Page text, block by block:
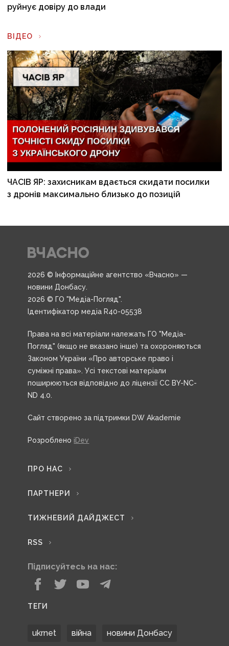
руйнує довіру до влади
ВІДЕО
ЧАСІВ ЯР: захисникам вдається скидати посилки
з дронів максимально близько до позицій
2026 © Інформаційне агентство «Вчасно» —
новини Донбасу.
2026 © ГО "Медіа-Погляд".
Ідентифікатор медіа R40-05538
Права на всі матеріали належать ГО "Медіа-
Погляд" (якщо не вказано інше) та охороняються
Законом України «Про авторське право і
суміжні права». Усі текстові матеріали
поширюються відповідно до ліцензії CC BY-NC-
ND 4.0.
Сайт створено за підтримки DW Akademie
Розроблено iDev
ПРО НАС
ПАРТНЕРИ
ТИЖНЕВИЙ ДАЙДЖЕСТ
RSS
Підписуйтесь на нас:
ТЕГИ
ukrnet війна новини Донбасу